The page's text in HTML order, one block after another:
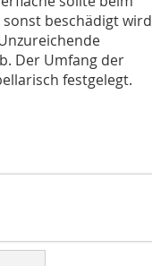
beschädigt wird
Der Umfang der
festgelegt.